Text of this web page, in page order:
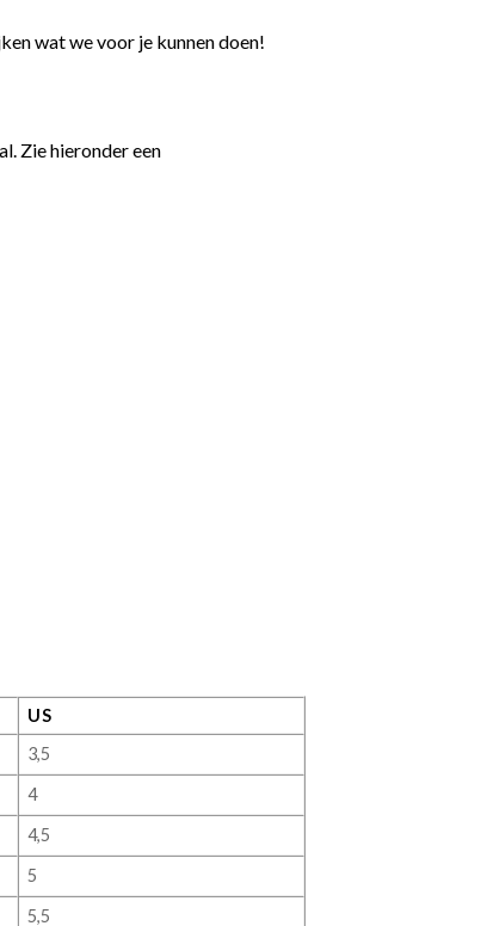
wat we voor je kunnen doen!
Zie hieronder een
US
3,5
4
4,5
5
5,5